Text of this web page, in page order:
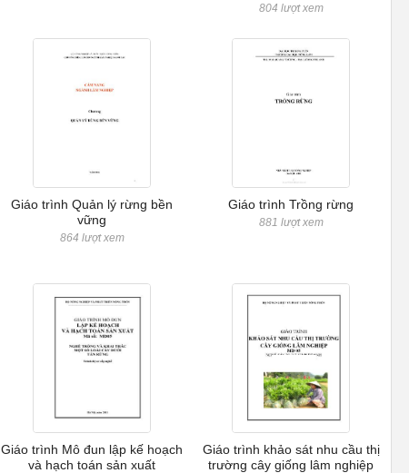
804 lượt xem
Giáo trình Quản lý rừng bền
vững
864 lượt xem
Giáo trình Trồng rừng
881 lượt xem
Giáo trình Mô đun lập kế hoạch
và hạch toán sản xuất
Giáo trình khảo sát nhu cầu thị
trường cây giống lâm nghiệp